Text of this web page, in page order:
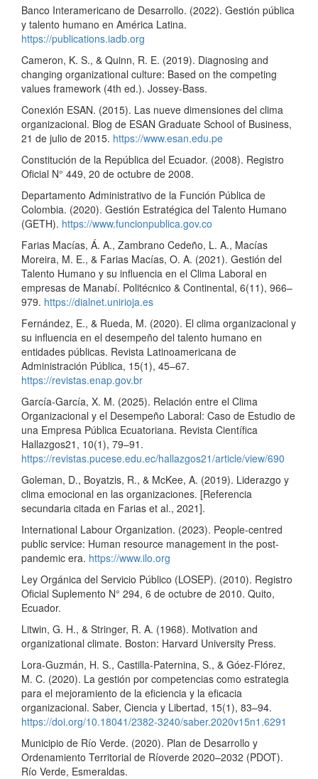
Banco Interamericano de Desarrollo. (2022). Gestión pública
y talento humano en América Latina.
https://publications.iadb.org
Cameron, K. S., & Quinn, R. E. (2019). Diagnosing and
changing organizational culture: Based on the competing
values framework (4th ed.). Jossey-Bass.
Conexión ESAN. (2015). Las nueve dimensiones del clima
organizacional. Blog de ESAN Graduate School of Business,
21 de julio de 2015. https://www.esan.edu.pe
Constitución de la República del Ecuador. (2008). Registro
Oficial N° 449, 20 de octubre de 2008.
Departamento Administrativo de la Función Pública de
Colombia. (2020). Gestión Estratégica del Talento Humano
(GETH). https://www.funcionpublica.gov.co
Farias Macías, Á. A., Zambrano Cedeño, L. A., Macías
Moreira, M. E., & Farias Macías, O. A. (2021). Gestión del
Talento Humano y su influencia en el Clima Laboral en
empresas de Manabí. Politécnico & Continental, 6(11), 966–
979. https://dialnet.unirioja.es
Fernández, E., & Rueda, M. (2020). El clima organizacional y
su influencia en el desempeño del talento humano en
entidades públicas. Revista Latinoamericana de
Administración Pública, 15(1), 45–67.
https://revistas.enap.gov.br
García-García, X. M. (2025). Relación entre el Clima
Organizacional y el Desempeño Laboral: Caso de Estudio de
una Empresa Pública Ecuatoriana. Revista Científica
Hallazgos21, 10(1), 79–91.
https://revistas.pucese.edu.ec/hallazgos21/article/view/690
Goleman, D., Boyatzis, R., & McKee, A. (2019). Liderazgo y
clima emocional en las organizaciones. [Referencia
secundaria citada en Farias et al., 2021].
International Labour Organization. (2023). People-centred
public service: Human resource management in the post-
pandemic era. https://www.ilo.org
Ley Orgánica del Servicio Público (LOSEP). (2010). Registro
Oficial Suplemento N° 294, 6 de octubre de 2010. Quito,
Ecuador.
Litwin, G. H., & Stringer, R. A. (1968). Motivation and
organizational climate. Boston: Harvard University Press.
Lora-Guzmán, H. S., Castilla-Paternina, S., & Góez-Flórez,
M. C. (2020). La gestión por competencias como estrategia
para el mejoramiento de la eficiencia y la eficacia
organizacional. Saber, Ciencia y Libertad, 15(1), 83–94.
https://doi.org/10.18041/2382-3240/saber.2020v15n1.6291
Municipio de Río Verde. (2020). Plan de Desarrollo y
Ordenamiento Territorial de Ríoverde 2020–2032 (PDOT).
Río Verde, Esmeraldas.